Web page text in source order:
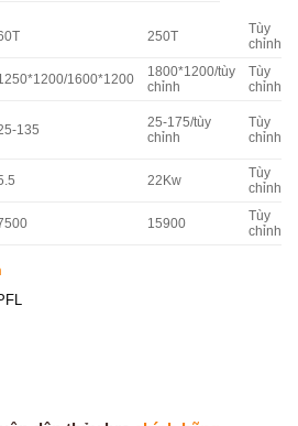
250T
Tùy
chỉnh
1600*1200
1800*1200/tùy
chỉnh
Tùy
chỉnh
135
25-175/tùy
chỉnh
Tùy
chỉnh
22Kw
Tùy
chỉnh
7500 15900
Tùy
chỉnh